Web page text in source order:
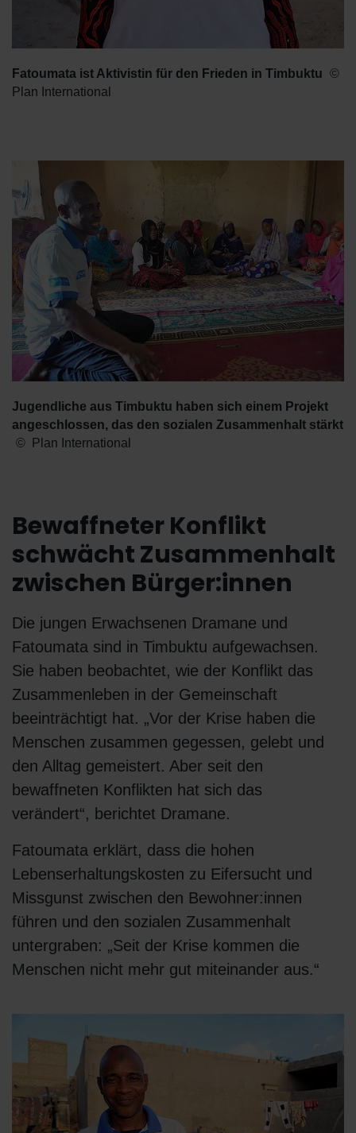
Fatoumata ist Aktivistin für den Frieden in Timbuktu
Plan International
Jugendliche aus Timbuktu haben sich einem Projekt
angeschlossen, das den sozialen Zusammenhalt stärkt
Plan International
Bewaffneter Konflikt
schwächt Zusammenhalt
zwischen Bürger:innen
Die jungen Erwachsenen Dramane und
Fatoumata sind in Timbuktu aufgewachsen.
Sie haben beobachtet, wie der Konflikt das
Zusammenleben in der Gemeinschaft
beeinträchtigt hat. „Vor der Krise haben die
Menschen zusammen gegessen, gelebt und
den Alltag gemeistert. Aber seit den
bewaffneten Konflikten hat sich das
verändert“, berichtet Dramane.
Fatoumata erklärt, dass die hohen
Lebenserhaltungskosten zu Eifersucht und
Missgunst zwischen den Bewohner:innen
führen und den sozialen Zusammenhalt
untergraben: „Seit der Krise kommen die
Menschen nicht mehr gut miteinander aus.“